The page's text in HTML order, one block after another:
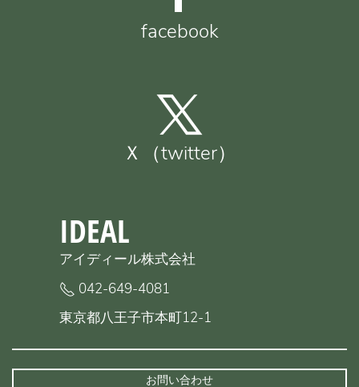
facebook
Ｘ（twitter）
IDEAL
アイディール株式会社
042-649-4081
東京都八王子市本町12-1
お問い合わせ